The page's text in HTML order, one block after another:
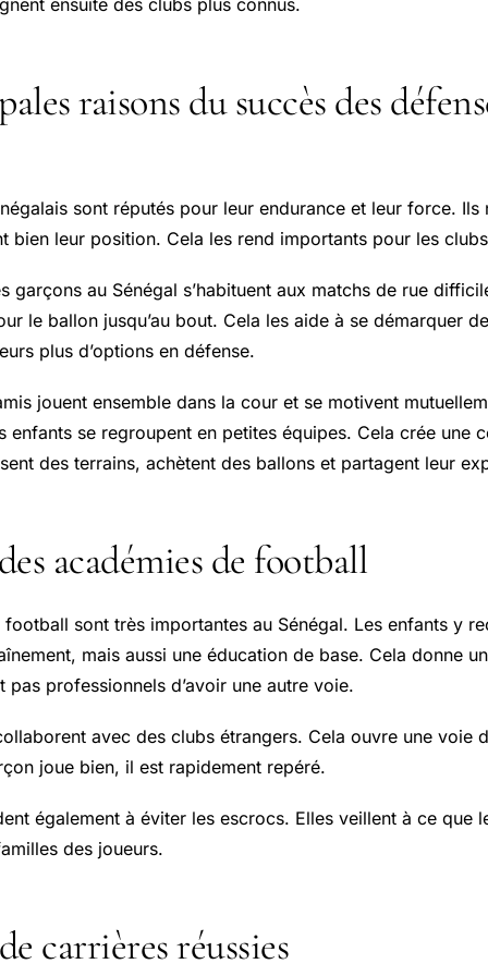
ensuite des clubs plus connus.
raisons du succès des
sont réputés pour leur endurance et leur force. Ils
bien leur position. Cela les rend importants pour les
garçons au Sénégal s’habituent aux matchs de rue
le ballon jusqu’au bout. Cela les aide à se démarquer
plus d’options en défense.
jouent ensemble dans la cour et se motivent
enfants se regroupent en petites équipes. Cela crée une
des terrains, achètent des ballons et partagent leur
académies de football
football sont très importantes au Sénégal. Les enfants y
mais aussi une éducation de base. Cela donne
pas professionnels d’avoir une autre voie.
avec des clubs étrangers. Cela ouvre une voie
joue bien, il est rapidement repéré.
également à éviter les escrocs. Elles veillent à ce que
des joueurs.
carrières réussies